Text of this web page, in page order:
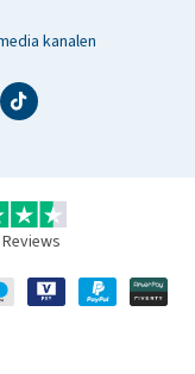
kanalen
Reviews